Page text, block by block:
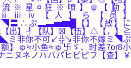
※星¤狂※喷】ψ【勤】
【人】ら【员】
∴ぷ▂▃▅▆█【】【故】に
【出】┦【队】☒【伍】△【，】≧
◣ミ非你不可↙╬↘非你不嫁ミ◥ぷ
】ゅ≈小鱼≈ゅ卐ゞ、时差7or8小
ヌネノハバパヒビピフ【查】￥